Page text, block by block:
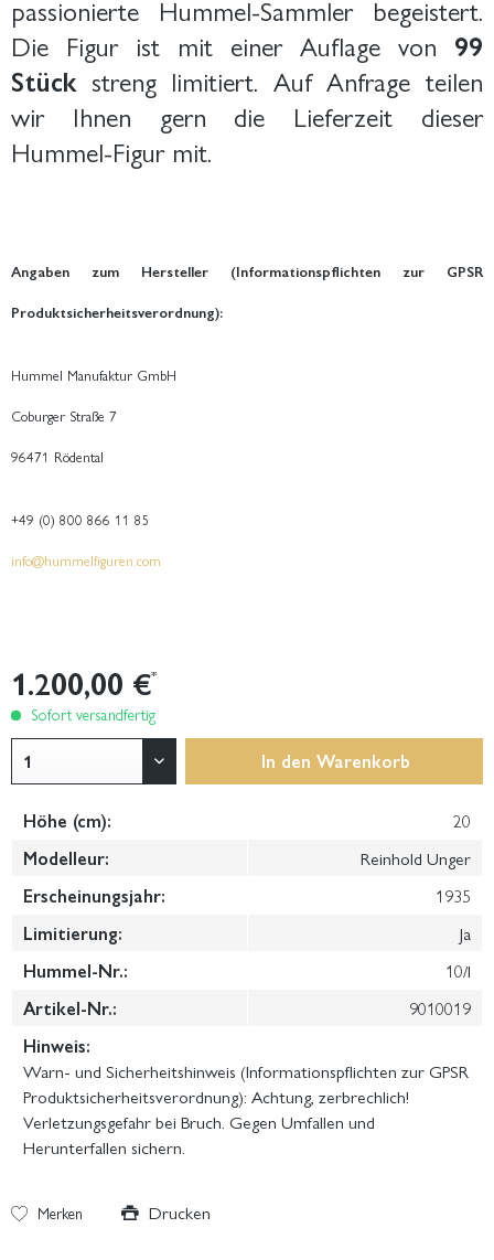
passionierte Hummel-Sammler begeistert.
Die Figur ist mit einer Auflage von 99
Stück streng limitiert. Auf Anfrage teilen
wir Ihnen gern die Lieferzeit dieser
Hummel-Figur mit.
Angaben zum Hersteller (Informationspflichten zur GPSR
Produktsicherheitsverordnung):
Hummel Manufaktur GmbH
Coburger Straße 7
96471 Rödental
+49 (0) 800 866 11 85
info@hummelfiguren.com
1.200,00 €*
Sofort versandfertig
In den Warenkorb
Höhe (cm):
20
Modelleur:
Reinhold Unger
Erscheinungsjahr:
1935
Limitierung:
Ja
Hummel-Nr.:
10/I
Artikel-Nr.:
9010019
Hinweis:
Warn- und Sicherheitshinweis (Informationspflichten zur GPSR
Produktsicherheitsverordnung): Achtung, zerbrechlich!
Verletzungsgefahr bei Bruch. Gegen Umfallen und
Herunterfallen sichern.
Merken Drucken